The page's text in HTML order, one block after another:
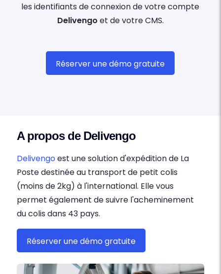
les identifiants de connexion de votre compte
Delivengo et de votre CMS.
Réserver une démo gratuite
A propos de Delivengo
Delivengo est une solution d'expédition de La
Poste destinée au transport de petit colis
(moins de 2kg) à l'international. Elle vous
permet également de suivre l'acheminement
du colis dans 43 pays.
Réserver une démo gratuite